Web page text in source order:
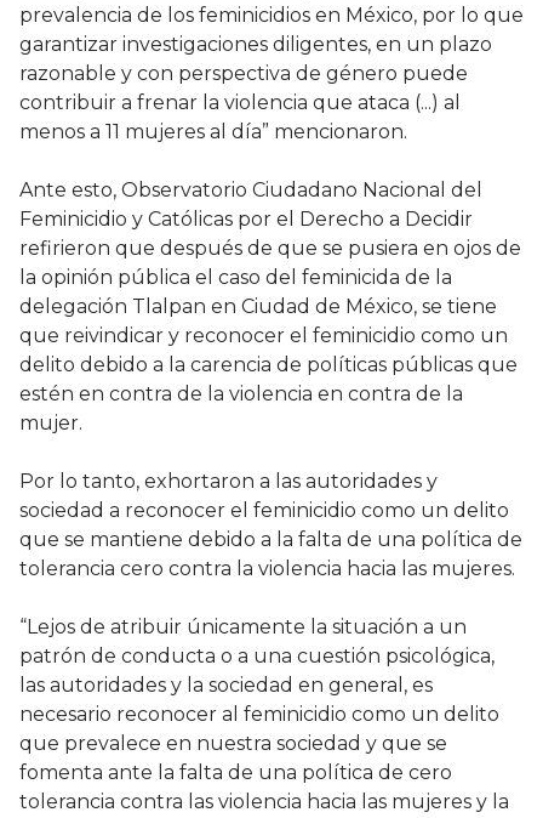
prevalencia de los feminicidios en México, por lo que
garantizar investigaciones diligentes, en un plazo
razonable y con perspectiva de género puede
contribuir a frenar la violencia que ataca (...) al
menos a 11 mujeres al día” mencionaron.
Ante esto, Observatorio Ciudadano Nacional del
Feminicidio y Católicas por el Derecho a Decidir
refirieron que después de que se pusiera en ojos de
la opinión pública el caso del feminicida de la
delegación Tlalpan en Ciudad de México, se tiene
que reivindicar y reconocer el feminicidio como un
delito debido a la carencia de políticas públicas que
estén en contra de la violencia en contra de la
mujer.
Por lo tanto, exhortaron a las autoridades y
sociedad a reconocer el feminicidio como un delito
que se mantiene debido a la falta de una política de
tolerancia cero contra la violencia hacia las mujeres.
“Lejos de atribuir únicamente la situación a un
patrón de conducta o a una cuestión psicológica,
las autoridades y la sociedad en general, es
necesario reconocer al feminicidio como un delito
que prevalece en nuestra sociedad y que se
fomenta ante la falta de una política de cero
tolerancia contra las violencia hacia las mujeres y la